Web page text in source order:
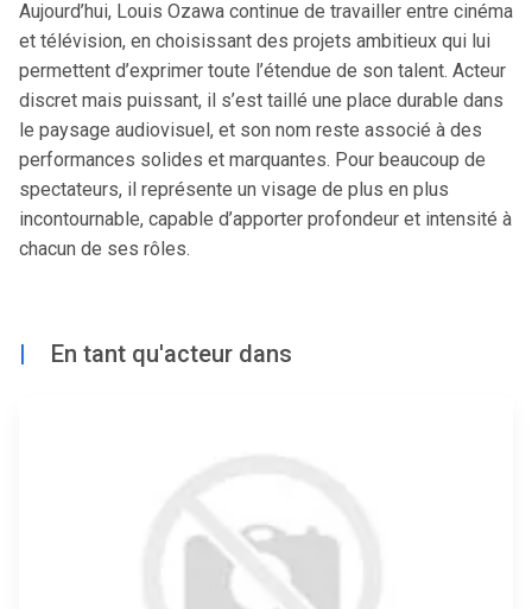
Aujourd’hui, Louis Ozawa continue de travailler entre cinéma
et télévision, en choisissant des projets ambitieux qui lui
permettent d’exprimer toute l’étendue de son talent. Acteur
discret mais puissant, il s’est taillé une place durable dans
le paysage audiovisuel, et son nom reste associé à des
performances solides et marquantes. Pour beaucoup de
spectateurs, il représente un visage de plus en plus
incontournable, capable d’apporter profondeur et intensité à
chacun de ses rôles.
| En tant qu'acteur dans